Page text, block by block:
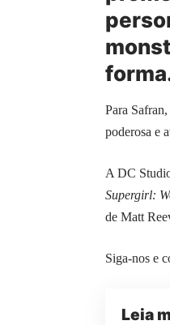
Para
poderosa e
A DC
Supergirl:
de Matt
Siga-nos e
Leia